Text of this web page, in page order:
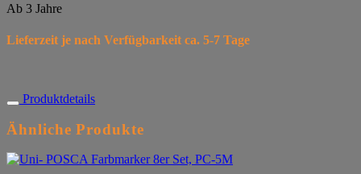
Ab 3 Jahre
Lieferzeit je nach Verfügbarkeit ca. 5-7 Tage
Produktdetails
Ähnliche Produkte